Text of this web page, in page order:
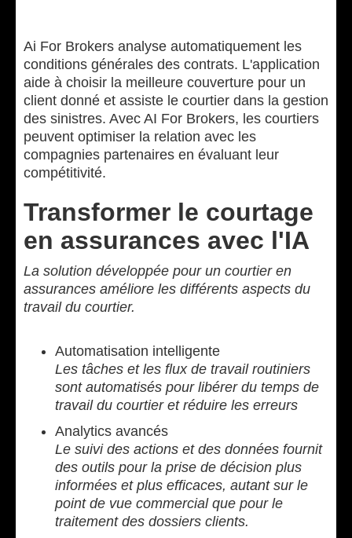
Ai For Brokers analyse automatiquement les
conditions générales des contrats. L'application
aide à choisir la meilleure couverture pour un
client donné et assiste le courtier dans la gestion
des sinistres. Avec AI For Brokers, les courtiers
peuvent optimiser la relation avec les
compagnies partenaires en évaluant leur
compétitivité.
Transformer le courtage
en assurances avec l'IA
La solution développée pour un courtier en
assurances améliore les différents aspects du
travail du courtier.
Automatisation intelligente
Les tâches et les flux de travail routiniers
sont automatisés pour libérer du temps de
travail du courtier et réduire les erreurs
Analytics avancés
Le suivi des actions et des données fournit
des outils pour la prise de décision plus
informées et plus efficaces, autant sur le
point de vue commercial que pour le
traitement des dossiers clients.